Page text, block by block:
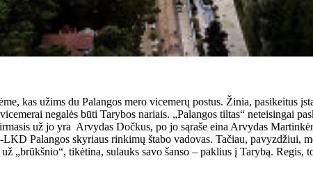
kas užims du Palangos mero vicemerų postus. Žinia, pasikeitus
negalės būti Tarybos nariais. „Palangos tiltas“ neteisingai
už jo yra Arvydas Dočkus, po jo sąraše eina Arvydas
Palangos skyriaus rinkimų štabo vadovas. Tačiau, pavyzdžiui,
„brūkšnio“, tikėtina, sulauks savo šanso – paklius į Tarybą.